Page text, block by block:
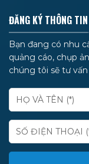
ĐĂNG KÝ THÔNG TIN
Bạn đang có nhu
quảng cáo, chụp
chúng tôi sẽ tư